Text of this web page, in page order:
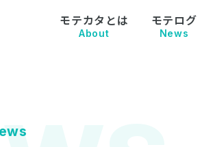
モテカタとは
About
モテログ
News